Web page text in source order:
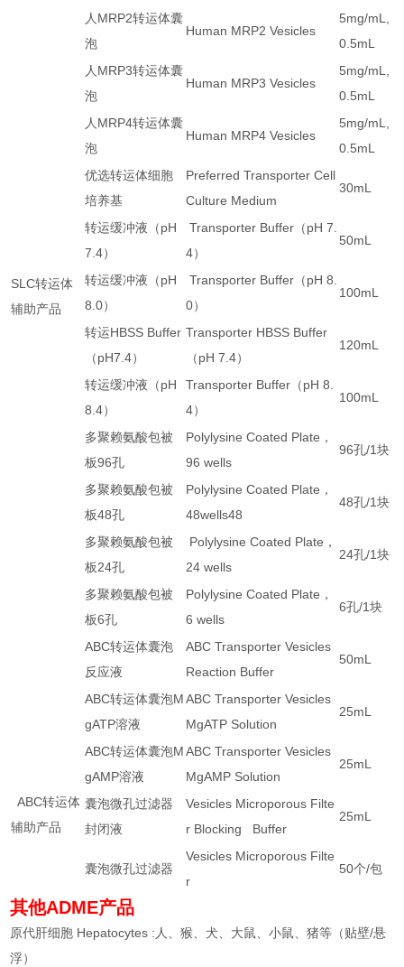
人 MRP2转运体囊
泡
Human MRP2 Vesicles
5mg/mL,
0.5mL
人 MRP3转运体囊
泡
Human MRP3 Vesicles
5mg/mL,
0.5mL
人 MRP4转运体囊
泡
Human MRP4 Vesicles
5mg/mL,
0.5mL
SLC转运体
辅助产品
优选转运体细胞
培养基
Preferred Transporter Cell
Culture Medium
30mL
转运缓冲液（pH
7.4）
Transporter Buffer （pH 7.
4）
50mL
转运缓冲液（pH
8.0）
Transporter Buffer （pH 8.
0）
100mL
转运HBSS Buffer
（pH7.4）
Transporter HBSS Buffer
（pH 7.4）
120mL
转运缓冲液（pH
8.4）
Transporter Buffer （pH 8.
4）
100mL
多聚赖氨酸包被
板96孔
Polylysine Coated Plate ，
96 wells
96孔/1块
多聚赖氨酸包被
板48孔
Polylysine Coated Plate ，
48wells48
48孔/1块
多聚赖氨酸包被
板24孔
Polylysine Coated Plate ，
24 wells
24孔/1块
多聚赖氨酸包被
板6孔
Polylysine Coated Plate ，
6 wells
6孔/1块
ABC转运体
辅助产品
ABC转运体囊泡
反应液
ABC Transporter Vesicles
Reaction Buffer
50mL
ABC转运体囊泡M
gATP溶液
ABC Transporter Vesicles
MgATP Solution
25mL
ABC转运体囊泡M
gAMP溶液
ABC Transporter Vesicles
MgAMP Solution
25mL
囊泡微孔过滤器
封闭液
Vesicles Microporous Filte
r Blocking Buffer
25mL
囊泡微孔过滤器
Vesicles Microporous Filte
r
50个/包
其他ADME产品
原代肝细胞 Hepatocytes :人、猴、犬、大鼠、小鼠、猪等（贴壁/悬
浮）